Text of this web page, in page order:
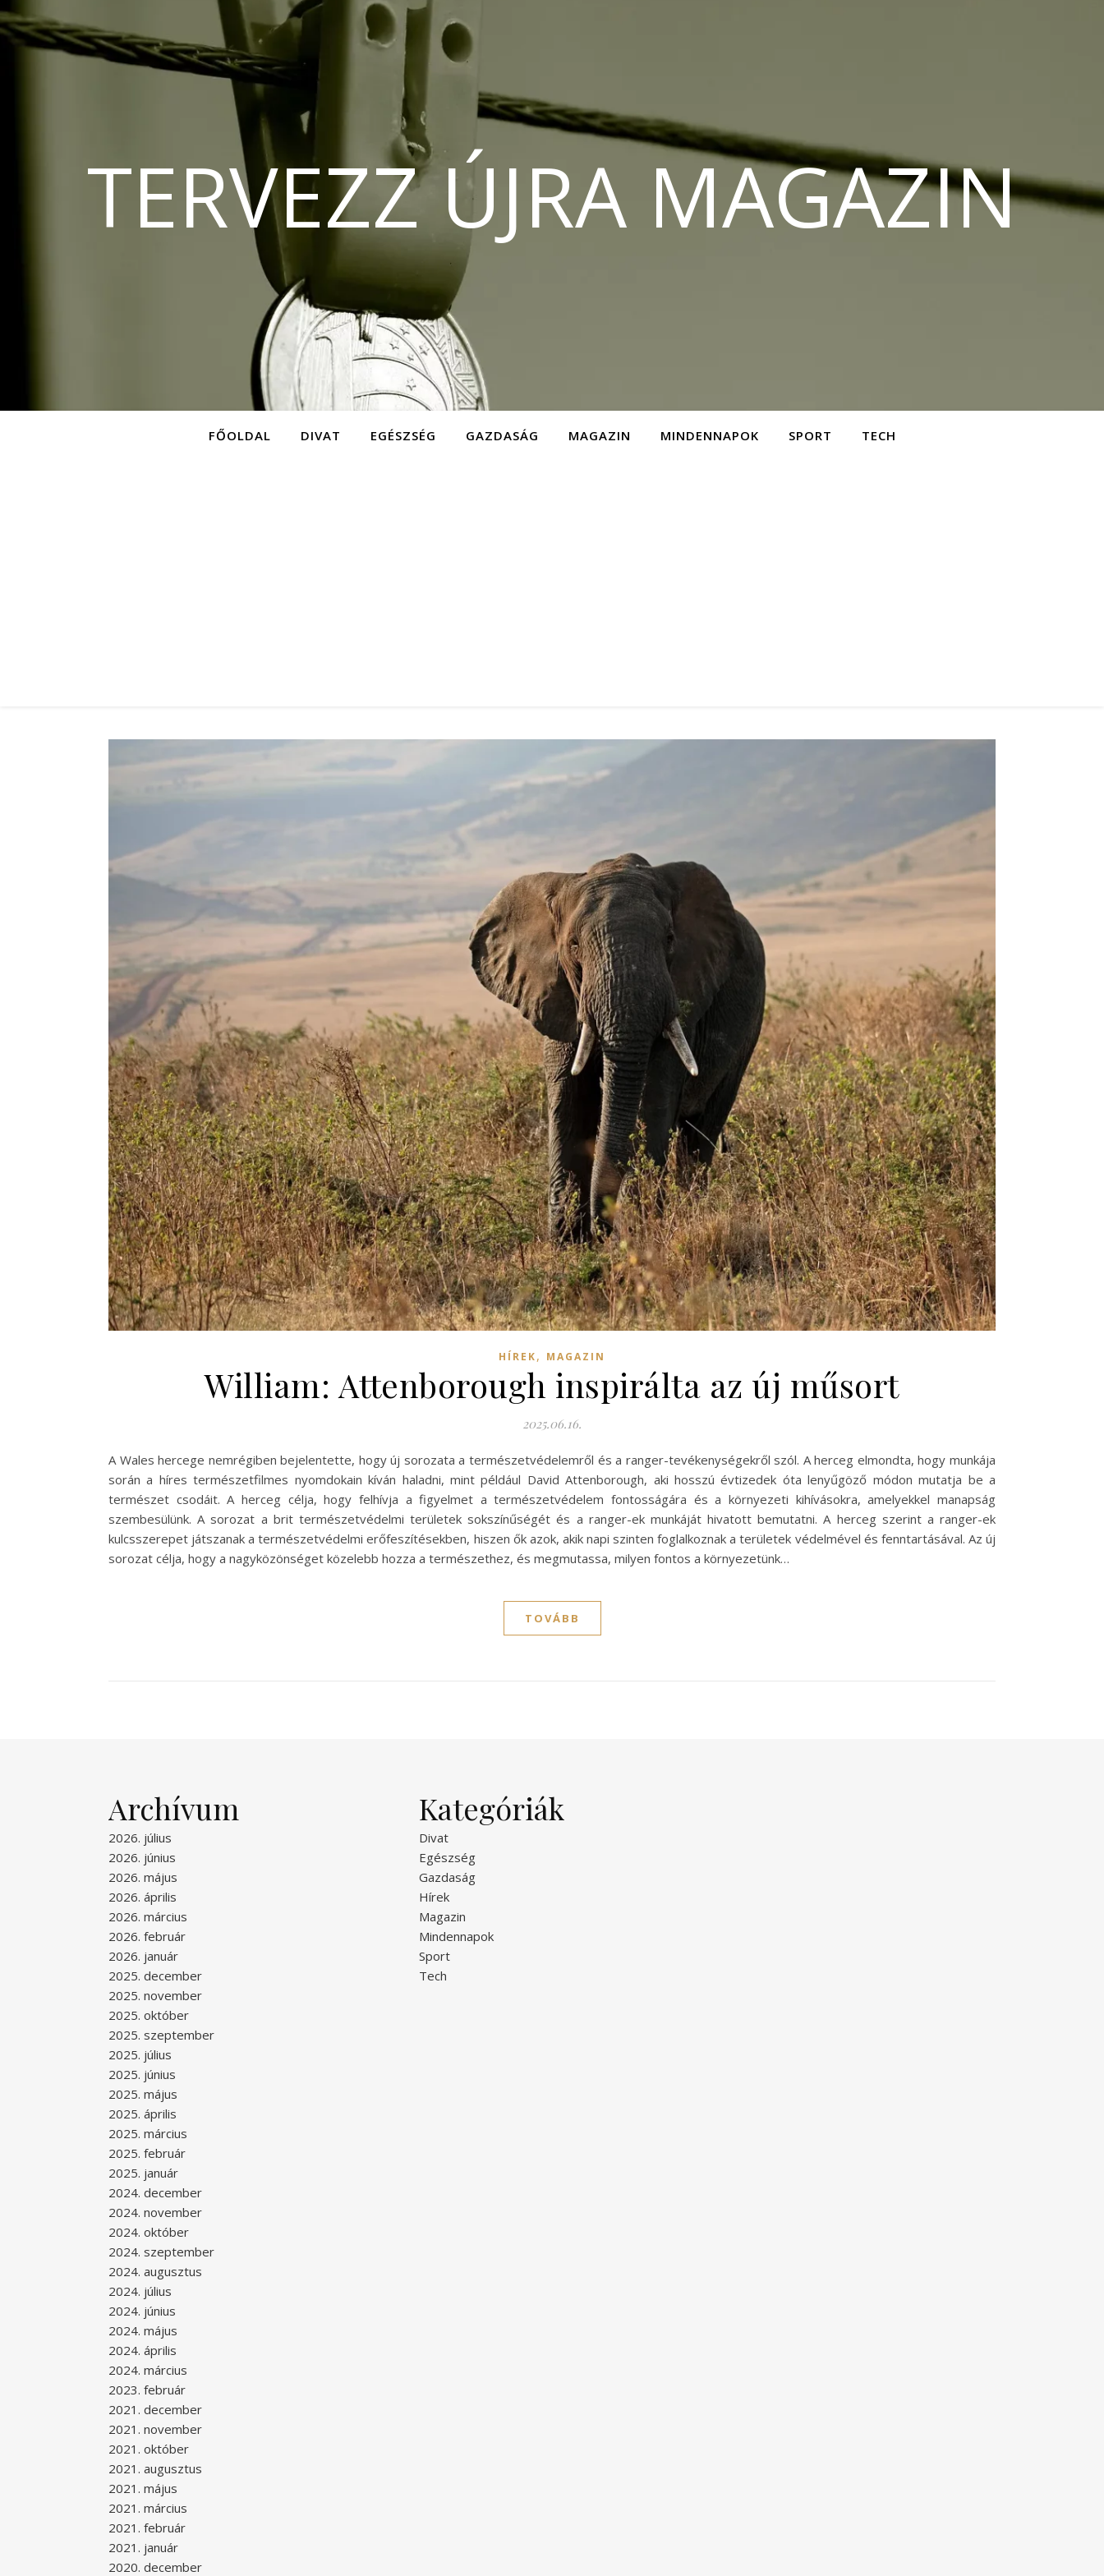
TERVEZZ ÚJRA MAGAZIN
FŐOLDAL DIVAT EGÉSZSÉG GAZDASÁG MAGAZIN MINDENNAPOK SPORT TECH
HÍREK, MAGAZIN
William: Attenborough inspirálta az új műsort
2025.06.16.
A Wales hercege nemrégiben bejelentette, hogy új sorozata a természetvédelemről és a ranger-tevékenységekről szól. A herceg elmondta, hogy munkája
során a híres természetfilmes nyomdokain kíván haladni, mint például David Attenborough, aki hosszú évtizedek óta lenyűgöző módon mutatja be a
természet csodáit. A herceg célja, hogy felhívja a figyelmet a természetvédelem fontosságára és a környezeti kihívásokra, amelyekkel manapság
szembesülünk. A sorozat a brit természetvédelmi területek sokszínűségét és a ranger-ek munkáját hivatott bemutatni. A herceg szerint a ranger-ek
kulcsszerepet játszanak a természetvédelmi erőfeszítésekben, hiszen ők azok, akik napi szinten foglalkoznak a területek védelmével és fenntartásával. Az új
sorozat célja, hogy a nagyközönséget közelebb hozza a természethez, és megmutassa, milyen fontos a környezetünk…
TOVÁBB
Archívum
2026. július
2026. június
2026. május
2026. április
2026. március
2026. február
2026. január
2025. december
2025. november
2025. október
2025. szeptember
2025. július
2025. június
2025. május
2025. április
2025. március
2025. február
2025. január
2024. december
2024. november
2024. október
2024. szeptember
2024. augusztus
2024. július
2024. június
2024. május
2024. április
2024. március
2023. február
2021. december
2021. november
2021. október
2021. augusztus
2021. május
2021. március
2021. február
2021. január
2020. december
Kategóriák
Divat
Egészség
Gazdaság
Hírek
Magazin
Mindennapok
Sport
Tech